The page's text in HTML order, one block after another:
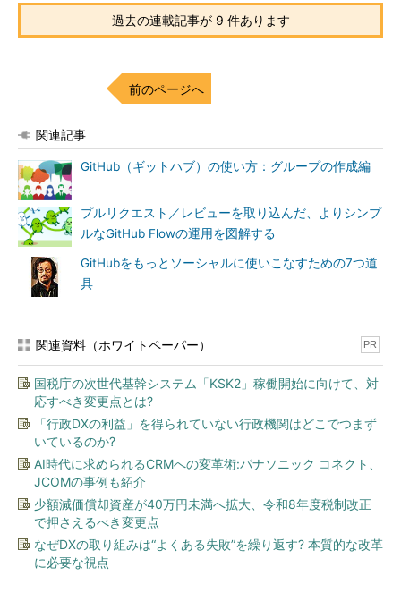
過去の連載記事が 9 件あります
前のページへ
関連記事
GitHub（ギットハブ）の使い方：グループの作成編
プルリクエスト／レビューを取り込んだ、よりシンプ
ルなGitHub Flowの運用を図解する
GitHubをもっとソーシャルに使いこなすための7つ道
具
関連資料（ホワイトペーパー） PR
国税庁の次世代基幹システム「KSK2」稼働開始に向けて、対
応すべき変更点とは?
「行政DXの利益」を得られていない行政機関はどこでつまず
いているのか?
AI時代に求められるCRMへの変革術:パナソニック コネクト、
JCOMの事例も紹介
少額減価償却資産が40万円未満へ拡大、令和8年度税制改正
で押さえるべき変更点
なぜDXの取り組みは“よくある失敗”を繰り返す? 本質的な改革
に必要な視点